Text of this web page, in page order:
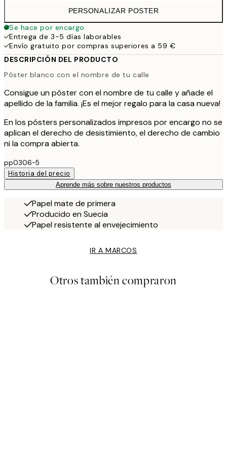
PERSONALIZAR POSTER
Se hace por encargo
Entrega de 3-5 días laborables
Envío gratuito por compras superiores a 59 €
DESCRIPCIÓN DEL PRODUCTO
Póster blanco con el nombre de tu calle
Consigue un póster con el nombre de tu calle y añade el
apellido de la familia. ¡Es el mejor regalo para la casa nueva!
En los pósters personalizados impresos por encargo no se
aplican el derecho de desistimiento, el derecho de cambio
ni la compra abierta.
pp0306-5
Historia del precio
Aprende más sobre nuestros productos
Papel mate de primera
Producido en Suecia
Papel resistente al envejecimiento
IR A MARCOS
Otros también compraron